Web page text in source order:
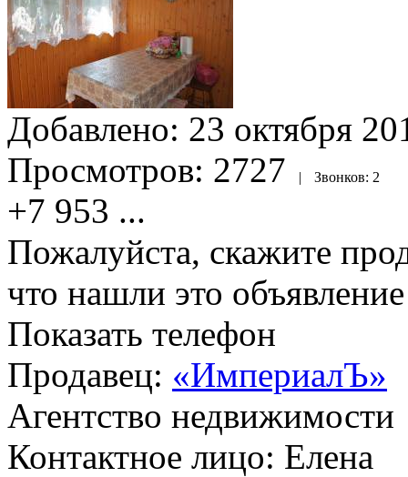
Добавлено: 23 октября
Просмотров: 2727 | Звонков: 2
+7 953 ...
Пожалуйста, скажите
что нашли это
Показать телефон
Продавец: «ИмпериалЪ»
Агентство недвижимости
Контактное лицо: Елена